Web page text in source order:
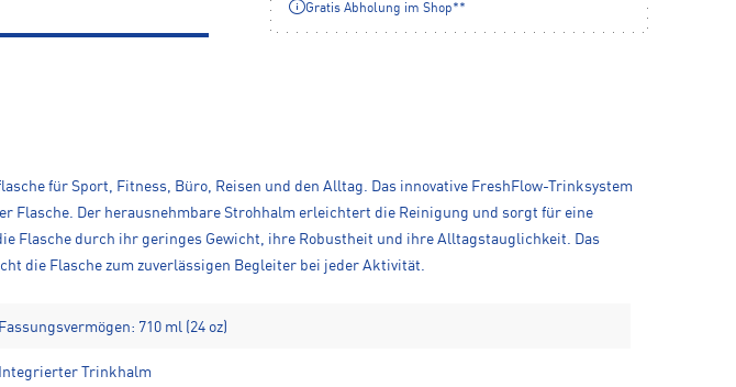
Gratis Abholung im Shop**
für Sport, Fitness, Büro, Reisen und den Alltag. Das innovative FreshFlow-Trinksystem
Der herausnehmbare Strohhalm erleichtert die Reinigung und sorgt für eine
Flasche durch ihr geringes Gewicht, ihre Robustheit und ihre Alltagstauglichkeit. Das
die Flasche zum zuverlässigen Begleiter bei jeder Aktivität.
Fassungsvermögen: 710 ml (24 oz)
Integrierter Trinkhalm